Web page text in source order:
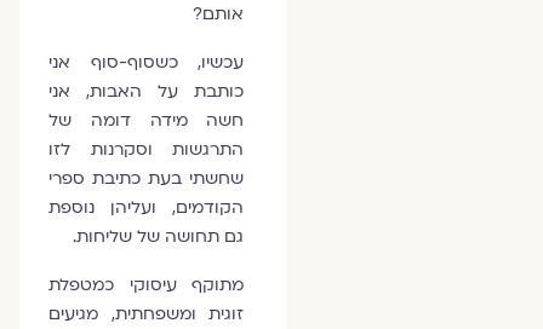
אותם?
עכשיו, כשסוף-סוף אני
כותבת על האבות, אני
חשה מידה דומה של
התרגשות וסקרנות לזו
שחשתי בעת כתיבת ספרי
הקודמים, ועליהן נוספת
גם תחושה של שליחות.
מתוקף עיסוקי כמטפלת
זוגית ומשפחתית, מגיעים